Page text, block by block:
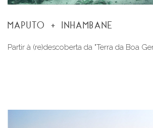
MAPUTO + INHAMBANE
Partir à (re)descoberta da "Terra da Boa